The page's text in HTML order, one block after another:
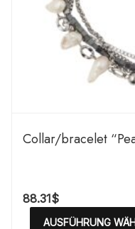
Сollar/bracelet
88.31$
AUSFÜHRUNG